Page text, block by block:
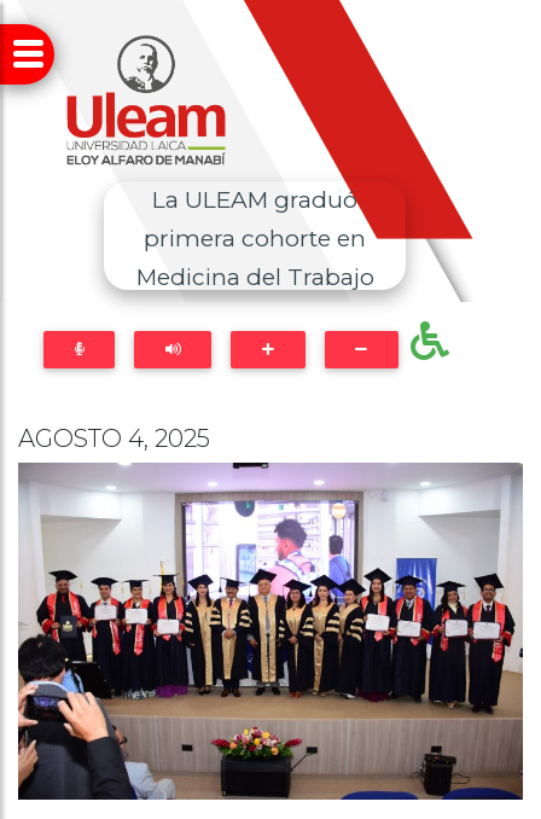
La ULEAM graduó
primera cohorte en
Medicina del Trabajo
AGOSTO 4, 2025